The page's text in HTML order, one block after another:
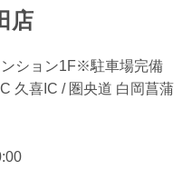
店
ション1F※駐車場完備
久喜IC / 圏央道 白岡菖蒲